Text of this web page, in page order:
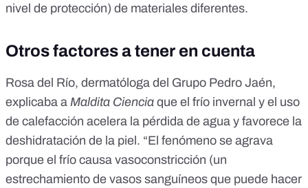
nivel de protección) de materiales diferentes.
Otros factores a tener en cuenta
Rosa del Río, dermatóloga del Grupo Pedro Jaén,
explicaba a Maldita Ciencia que el frío invernal y el uso
de calefacción acelera la pérdida de agua y favorece la
deshidratación de la piel. “El fenómeno se agrava
porque el frío causa vasoconstricción (un
estrechamiento de vasos sanguíneos que puede hacer